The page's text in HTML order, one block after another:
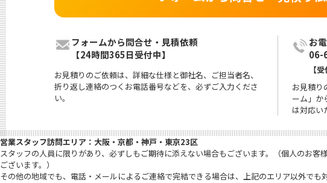
フォームから問合せ・見積依頼
【24時間365日受付中】
お見積りのご依頼は、詳細な仕様と御社名、ご担当者名、
折り返し連絡のつくお電話番号などを、必ずご入力くださ
い。
06-
【
お見積り
ーム」か
は対応い
営業スタッフ訪問エリア：大阪・京都・神戸・東京23区
スタッフの人員に限りがあり、必ずしもご期待に添えない場合もございます。（個人のお
ございます。）
その他の地域でも、電話・メールによるご連絡で完結できる場合は、上記のエリア以外でも